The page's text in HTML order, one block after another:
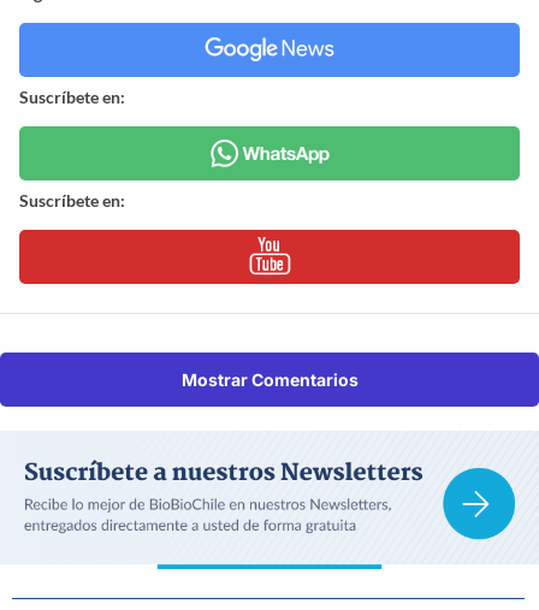
Suscríbete en:
Suscríbete en:
Mostrar Comentarios